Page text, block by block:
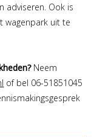
adviseren. Ook is
wagenpark uit te
Neem
of bel 06-51851045